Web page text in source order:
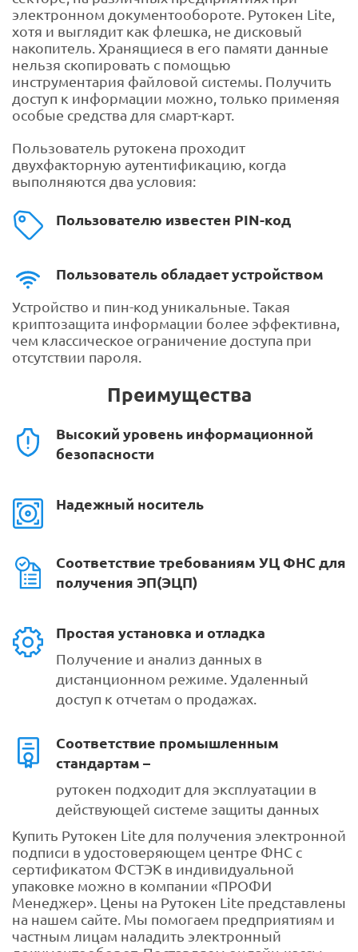
электронном документообороте. Рутокен Lite,
хотя и выглядит как флешка, не дисковый
накопитель. Хранящиеся в его памяти данные
нельзя скопировать с помощью
инструментария файловой системы. Получить
доступ к информации можно, только применяя
особые средства для смарт-карт.
Пользователь рутокена проходит
двухфакторную аутентификацию, когда
выполняются два условия:
Пользователю известен PIN-код
Пользователь обладает устройством
Устройство и пин-код уникальные. Такая
криптозащита информации более эффективна,
чем классическое ограничение доступа при
отсутствии пароля.
Преимущества
Высокий уровень информационной
безопасности
Надежный носитель
Соответствие требованиям УЦ ФНС для
получения ЭП(ЭЦП)
Простая установка и отладка
Получение и анализ данных в
дистанционном режиме. Удаленный
доступ к отчетам о продажах.
Соответствие промышленным
стандартам –
рутокен подходит для эксплуатации в
действующей системе защиты данных
Купить Рутокен Lite для получения электронной
подписи в удостоверяющем центре ФНС с
сертификатом ФСТЭК в индивидуальной
упаковке можно в компании «ПРОФИ
Менеджер». Цены на Рутокен Lite представлены
на нашем сайте. Мы помогаем предприятиям и
частным лицам наладить электронный